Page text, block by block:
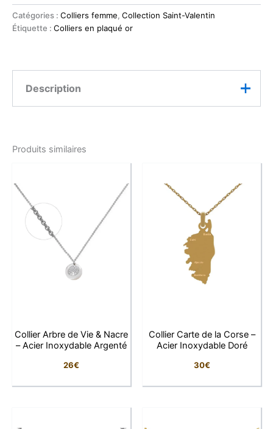
Catégories : Colliers femme, Collection Saint-Valentin
Étiquette : Colliers en plaqué or
Description
passion. La fleur rouge délicatement posée au
sommet apporte une touche romantique et féminine
Les zircons cubiques sertis en ligne verticale
illuminent le bijou d’un éclat raffiné, jouant subtilement
avec la lumière. Le plaqué or 18K vient sublimer
l’ensemble, offrant un rendu luxueux et durable.
Un collier qui allie douceur et intensité, idéal pour
Pourquoi vous allez l’adorer
: zircons cubiques
scintillants sertis avec soin
Produits similaires
Collier Arbre de Vie & Nacre
– Acier Inoxydable Argenté
26€
Collier Carte de la Corse –
Acier Inoxydable Doré
30€